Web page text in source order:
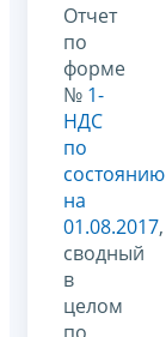
Отчет
по
форме
№ 1-
НДС
по
состоянию
на
01.08.2017,
сводный
в
целом